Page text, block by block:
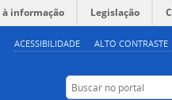
ACESSIBILIDADE ALTO CONTRASTE
à informação Legislação
Buscar no portal